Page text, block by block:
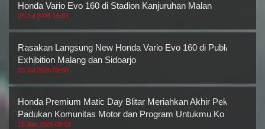
Honda Vario Evo 160 di Stadion Kanjuruhan Malan
26 Jul 2026 16:03
Rasakan Langsung New Honda Vario Evo 160 di Public
Exhibition Malang dan Sidoarjo
23 Jul 2026 09:50
Honda Premium Matic Day Blitar Meriahkan Akhir Pekan,
Padukan Komunitas Motor dan Program Untukmu Ko
15 Jun 2026 08:54